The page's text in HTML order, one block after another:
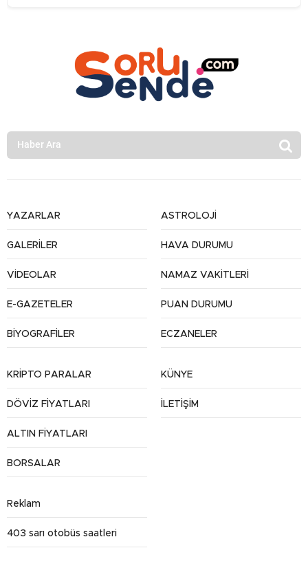
YAZARLAR
GALERİLER
VİDEOLAR
E-GAZETELER
BİYOGRAFİLER
ASTROLOJİ
HAVA DURUMU
NAMAZ VAKİTLERİ
PUAN DURUMU
ECZANELER
KRİPTO PARALAR
DÖVİZ FİYATLARI
ALTIN FİYATLARI
BORSALAR
KÜNYE
İLETİŞİM
Reklam
403 sarı otobüs saatleri